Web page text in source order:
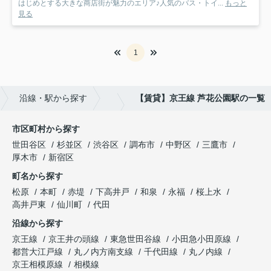
はじめとする大きな商店街が魅力のエリア♪人気のバス・トイ... もっと
見る
1
沿線・駅から探す 【賃貸】京王線 芦花公園駅の一覧
市区町村から探す
世田谷区
杉並区 渋谷区 調布市 中野区
三鷹市
厚木市
新宿区
町名から探す
松原
本町 赤堤 下高井戸 和泉 永福
桜上水
高井戸東
仙川町
代田
沿線から探す
京王線
京王井の頭線 東急世田谷線
小田急小田原線
都営大江戸線
丸ノ内方南支線 千代田線
丸ノ内線
京王相模原線
相模線